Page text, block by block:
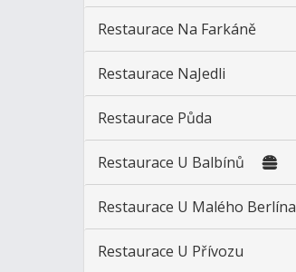
Restaurace Na Farkáně
Restaurace NaJedli
Restaurace Půda
Restaurace U Balbínů
Restaurace U Malého Berlína
Restaurace U Přívozu